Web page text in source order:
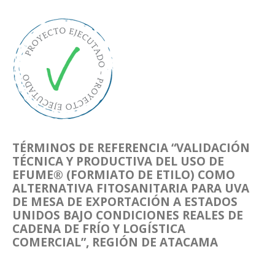
TÉRMINOS DE REFERENCIA“VALIDACIÓN
TÉCNICA Y PRODUCTIVA DEL USO DE
EFUME® (FORMIATO DE ETILO) COMO
ALTERNATIVA FITOSANITARIA PARA UVA
DE MESA DE EXPORTACIÓN A ESTADOS
UNIDOS BAJO CONDICIONES REALES DE
CADENA DE FRÍO Y LOGÍSTICA
COMERCIAL”, REGIÓN DE ATACAMA